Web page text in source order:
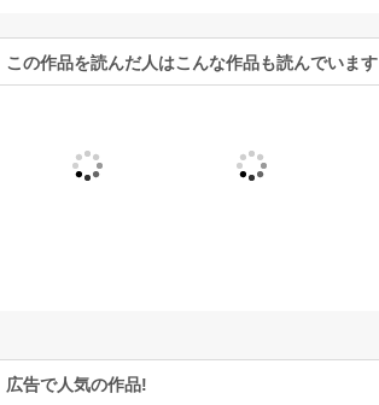
この作品を読んだ人はこんな作品も読んでいます
広告で人気の作品!